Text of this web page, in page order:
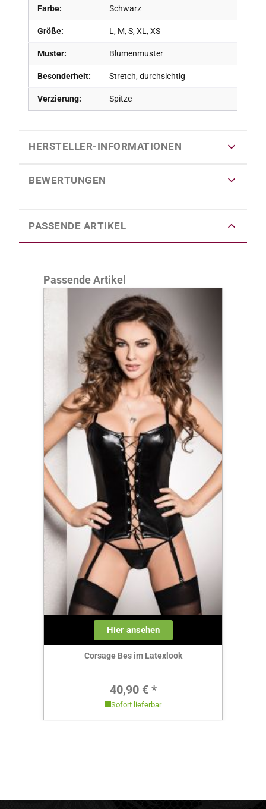
Farbe: Schwarz
Größe: L, M, S, XL, XS
Muster: Blumenmuster
Besonderheit: Stretch, durchsichtig
Verzierung: Spitze
HERSTELLER-INFORMATIONEN
BEWERTUNGEN
PASSENDE ARTIKEL
Produktgalerie überspringen
Passende Artikel
Hier ansehen
Corsage Bes im Latexlook
Regulärer Preis:
40,90 € *
Sofort lieferbar